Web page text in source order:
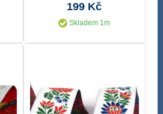
199 Kč
Skladem 1m